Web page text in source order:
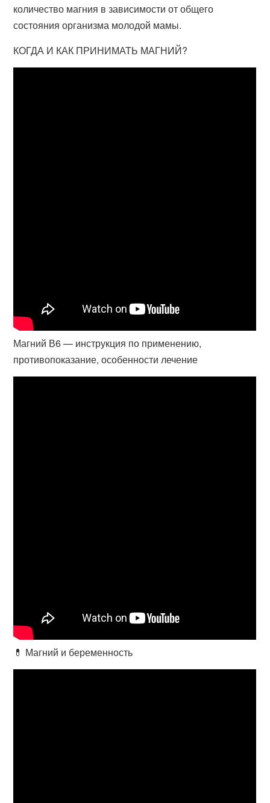
количество магния в зависимости от общего
состояния организма молодой мамы.
КОГДА И КАК ПРИНИМАТЬ МАГНИЙ?
Магний В6 — инструкция по применению,
противопоказание, особенности лечение
💊 Магний и беременность